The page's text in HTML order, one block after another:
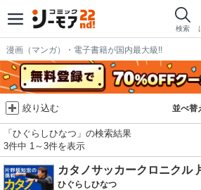
検索
漫画（マンガ）・電子書籍が国内最大級!!
並べ替
絞り込む
「ひぐらしひなつ」の検索結果
3件中 1～3件を表示
カタノサッカークロニクル
ひぐらしひなつ